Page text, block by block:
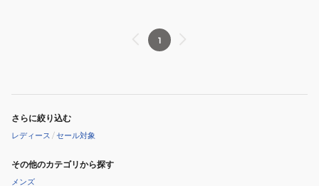
用
ト
1
さらに絞り込む
レディース /セール対象
その他のカテゴリから探す
メンズ